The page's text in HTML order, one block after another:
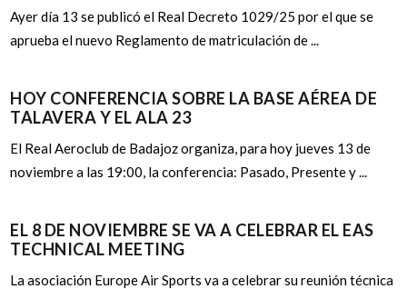
Ayer día 13 se publicó el Real Decreto 1029/25 por el que se
aprueba el nuevo Reglamento de matriculación de ...
HOY CONFERENCIA SOBRE LA BASE AÉREA DE
TALAVERA Y EL ALA 23
El Real Aeroclub de Badajoz organiza, para hoy jueves 13 de
noviembre a las 19:00, la conferencia: Pasado, Presente y ...
EL 8 DE NOVIEMBRE SE VA A CELEBRAR EL EAS
TECHNICAL MEETING
La asociación Europe Air Sports va a celebrar su reunión técnica